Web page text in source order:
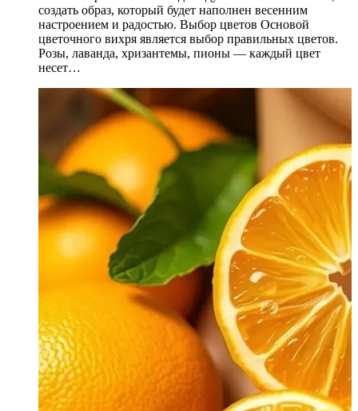
создать образ, который будет наполнен весенним
настроением и радостью. Выбор цветов Основой
цветочного вихря является выбор правильных цветов.
Розы, лаванда, хризантемы, пионы — каждый цвет
несет…